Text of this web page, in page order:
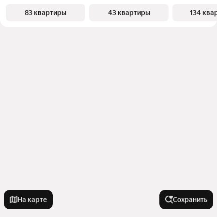
83 квартиры 43 квартиры 134
На карте Сохранить